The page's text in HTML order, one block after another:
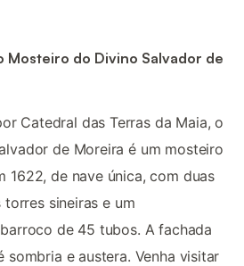
Mosteiro do Divino Salvador de
Catedral das Terras da Maia, o
de Moreira é um mosteiro
1622, de nave única, com duas
sineiras e um
de 45 tubos. A fachada
sombria e austera. Venha visitar